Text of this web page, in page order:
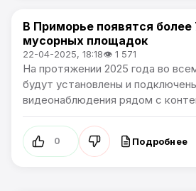
Новости Приморского края
В Приморье появятся более
мусорных площадок
22-04-2025, 18:18👁 1 571
На протяжении 2025 года во
будут установлены и
видеонаблюдения рядом с
0 Подробнее